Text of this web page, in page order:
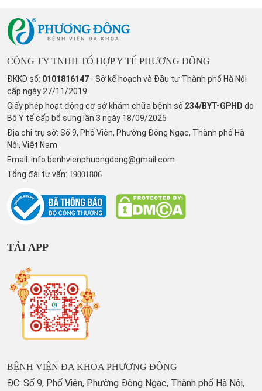
CÔNG TY TNHH TỔ HỢP Y TẾ PHƯƠNG ĐÔNG
ĐKKD số: 0101816147 - Sở kế hoạch và Đầu tư Thành phố Hà Nội
cấp ngày 27/11/2019
Giấy phép hoạt động cơ sở khám chữa bệnh số 234/BYT-GPHD do
Bộ Y tế cấp bổ sung lần 3 ngày 18/09/2025
Địa chỉ trụ sở: Số 9, Phố Viên, Phường Đông Ngạc, Thành phố Hà
Nội, Việt Nam
Email: info.benhvienphuongdong@gmail.com
Tổng đài tư vấn: 19001806
TẢI APP
BỆNH VIỆN ĐA KHOA PHƯƠNG ĐÔNG
ĐC: Số 9, Phố Viên, Phường Đông Ngạc, Thành phố Hà Nội,